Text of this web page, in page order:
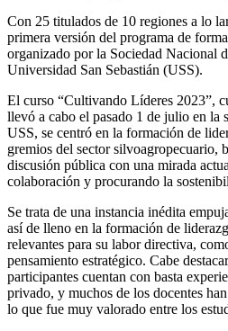
Con 25 titulados de 10 regiones a lo
primera versión del programa de
organizado por la Sociedad Nacional
Universidad San Sebastián (USS).
El curso “Cultivando Líderes 2023”,
llevó a cabo el pasado 1 de julio en la
USS, se centró en la formación de
gremios del sector silvoagropecuario,
discusión pública con una mirada
colaboración y procurando la
Se trata de una instancia inédita
así de lleno en la formación de
relevantes para su labor directiva,
pensamiento estratégico. Cabe
participantes cuentan con basta
privado, y muchos de los docentes
lo que fue muy valorado entre los